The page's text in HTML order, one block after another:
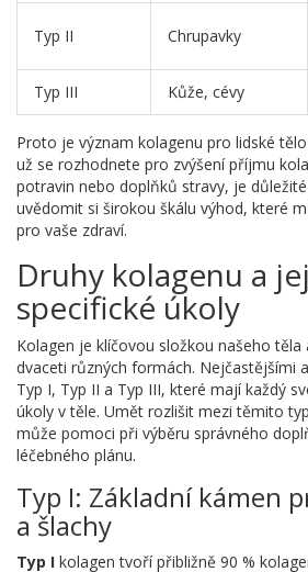
Typ II Chrupavky
Typ III Kůže, cévy
Proto je význam kolagenu pro lidské
už se rozhodnete pro zvýšení příjmu
potravin nebo doplňků stravy, je
uvědomit si širokou škálu výhod, které
pro vaše zdraví.
Druhy kolagenu a
specifické úkoly
Kolagen je klíčovou složkou našeho těla
dvaceti různých formách. Nejčastějšími
Typ I, Typ II a Typ III, které mají každý
úkoly v těle. Umět rozlišit mezi těmito
může pomoci při výběru správného
léčebného plánu.
Typ I: Základní kámen
a šlachy
Typ I kolagen tvoří přibližně 90 %